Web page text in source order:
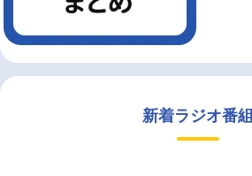
新着ラジオ番組